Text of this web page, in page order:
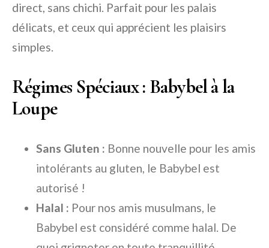
direct, sans chichi. Parfait pour les palais
délicats, et ceux qui apprécient les plaisirs
simples.
Régimes Spéciaux : Babybel à la
Loupe
Sans Gluten : Bonne nouvelle pour les amis
intolérants au gluten, le Babybel est
autorisé !
Halal : Pour nos amis musulmans, le
Babybel est considéré comme halal. De